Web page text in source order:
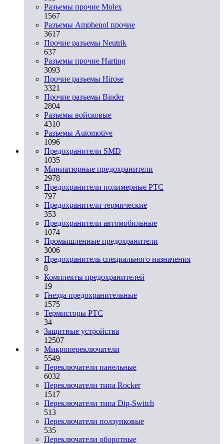
Разъемы прочие Molex
1567
Разъемы Amphenol прочие
3617
Прочие разъемы Neutrik
637
Разъемы прочие Harting
3093
Прочие разъемы Hirose
3321
Прочие разъемы Binder
2804
Разъемы войсковые
4310
Разъeмы Automotive
1096
Предохранители SMD
1035
Миниатюрные предохранители
2978
Предохранители полимерные PTC
797
Предохранители термические
353
Предохранители автомобильные
1074
Промышленные предохранители
3006
Предохранитель специального назначения
8
Комплекты предохранителей
19
Гнезда предохранительные
1575
Термисторы PTC
34
Защитные устройства
12507
Микропереключатели
5549
Переключатели панельные
6032
Переключатели типа Rocker
1517
Переключатели типа Dip-Switch
513
Переключатели ползунковые
535
Переключатели оборотные